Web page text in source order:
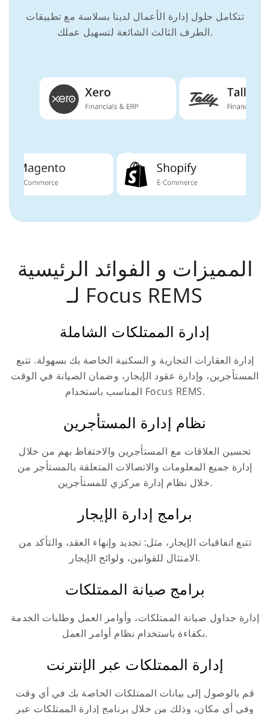
تتكامل حلول إدارة الأعمال لدينا بسلاسة مع تطبيقات
الطرف الثالث الشائعة لتسهيل عملك.
المميزات و الفوائد الرئيسية
لـ Focus REMS
إدارة الممتلكات الشاملة
إدارة العقارات التجارية و السكنية الخاصة بك بسهولة. تتبع
المستأجرين، وإدارة عقود الإيجار، وضمان الصيانة في الوقت
المناسب باستخدام Focus REMS.
نظام إدارة المستأجرين
تحسين العلاقات مع المستأجرين والاحتفاظ بهم من خلال
إدارة جميع المعلومات والاتصالات المتعلقة بالمستأجر من
خلال نظام إدارة مركزي للمستأجرين.
برامج إدارة الإيجار
تتبع اتفاقيات الإيجار، مثل: تجديد وإنهاء العقد، والتأكد من
الامتثال للقوانين، ولوائح الإيجار.
برامج صيانة الممتلكات
إدارة جداول صيانة الممتلكات، وأوامر العمل وطلبات الخدمة
بكفاءة باستخدام نظام أوامر العمل.
إدارة الممتلكات عبر الإنترنت
قم بالوصول إلى بيانات الممتلكات الخاصة بك في أي وقت
وفي أي مكان، وذلك من خلال برنامج إدارة الممتلكات عبر